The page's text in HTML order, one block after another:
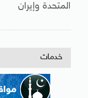
المتحدة وإيران
خدمات